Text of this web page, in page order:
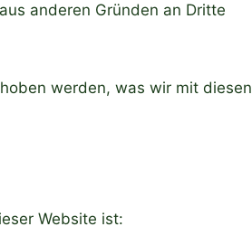
anderen Gründen an Dritte
werden, was wir mit diesen
Website ist: